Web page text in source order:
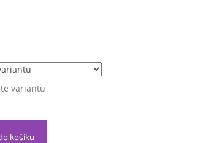
variantu
košíku